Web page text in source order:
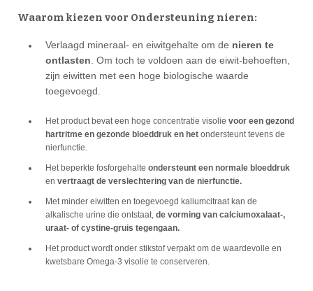
Waarom kiezen voor Ondersteuning nieren:
Verlaagd mineraal- en eiwitgehalte om de nieren te
ontlasten. Om toch te voldoen aan de eiwit-behoeften,
zijn eiwitten met een hoge biologische waarde
toegevoegd.
Het product bevat een hoge concentratie visolievoor een gezond
hartritme en gezonde bloeddruk en het ondersteunt tevens de
nierfunctie.
Het beperkte fosforgehalteondersteunt een normale bloeddruk
envertraagt de verslechtering van de nierfunctie.
Met minder eiwitten en toegevoegd kaliumcitraat kan de
alkalische urine die ontstaat,de vorming van calciumoxalaat-,
uraat- of cystine-gruis tegengaan.
Het product wordt onder stikstof verpakt om de waardevolle en
kwetsbare Omega-3 visolie te conserveren.